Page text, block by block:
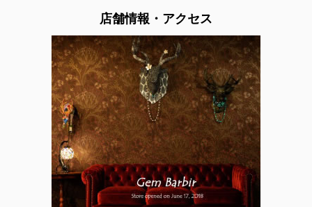
店舗情報・アクセス